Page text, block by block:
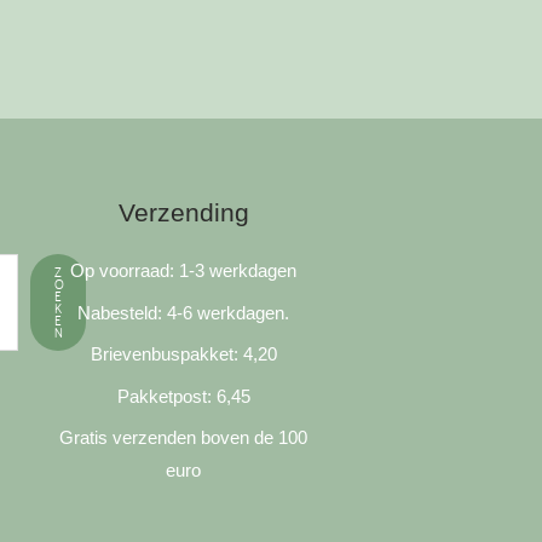
Z
O
E
K
E
N
Verzending
Op voorraad: 1-3 werkdagen
Nabesteld: 4-6 werkdagen.
Brievenbuspakket: 4,20
Pakketpost: 6,45
Gratis verzenden boven de 100
euro